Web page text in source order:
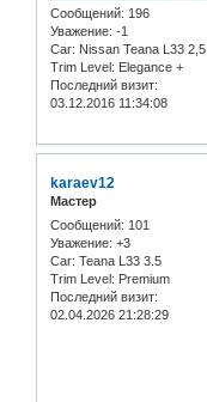
Сообщений: 196
Уважение: -1
Car: Nissan Teana L33 2,5
Trim Level: Elegance +
Последний визит:
03.12.2016 11:34:08
karaev12
Мастер
Сообщений: 101
Уважение: +3
Car: Teana L33 3.5
Trim Level: Premium
Последний визит:
02.04.2026 21:28:29